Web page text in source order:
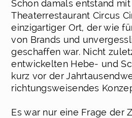
Schon damals entstand
Theaterrestaurant Circus
einzigartiger Ort, der wie
von Brands und
geschaffen war. Nicht
entwickelten Hebe- und
kurz vor der
richtungsweisendes
Es war nur eine Frage der